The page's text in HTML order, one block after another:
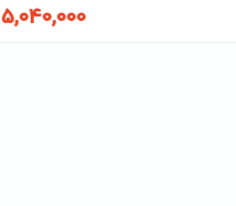
5,040,000